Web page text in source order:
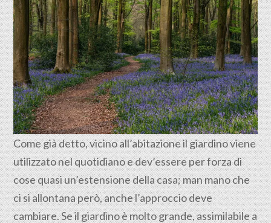
Come già detto, vicino all’abitazione il giardino viene
utilizzato nel quotidiano e dev’essere per forza di
cose quasi un’estensione della casa; man mano che
ci si allontana però, anche l’approccio deve
cambiare. Se il giardino è molto grande, assimilabile a